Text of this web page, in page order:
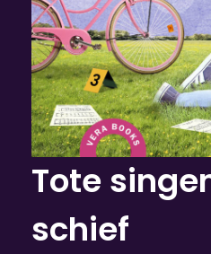
Tote
schief